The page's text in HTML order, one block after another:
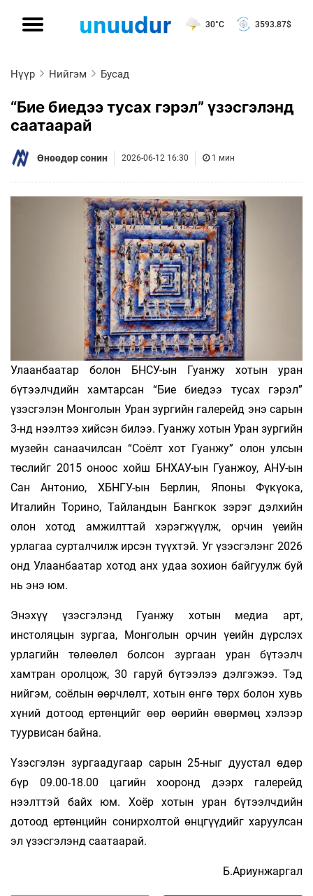
30°C 3593.87$
Нүүр Нийгэм Бусад
“Бие биедээ тусах гэрэл” үзэсгэлэнд
саатаарай
Өнөөдөр сонин 2026-06-12 16:30 1 мин
Улаанбаатар болон БНСУ-ын Гуанжу хотын уран
бүтээлчдийн хамтарсан “Бие биедээ тусах гэрэл”
үзэсгэлэн Монголын Уран зургийн галерейд энэ сарын
3-нд нээлтээ хийсэн билээ. Гуанжу хотын Уран зургийн
музейн санаачилсан “Соёлт хот Гуанжу” олон улсын
төслийг 2015 оноос хойш БНХАУ-ын Гуанжоу, АНУ-ын
Сан Антонио, ХБНГУ-ын Берлин, Японы Фүкүока,
Италийн Торино, Тайландын Бангкок зэрэг дэлхийн
олон хотод амжилттай хэрэгжүүлж, орчин үеийн
урлагаа сурталчилж ирсэн түүхтэй. Уг үзэсгэлэнг 2026
онд Улаанбаатар хотод анх удаа зохион байгуулж буй
нь энэ юм.
Энэхүү үзэсгэлэнд Гуанжу хотын медиа арт,
инстоляцын зургаа, Монголын орчин үеийн дүрслэх
урлагийн төлөөлөл болсон зургаан уран бүтээлч
хамтран оролцож, 30 гаруй бүтээлээ дэлгэжээ. Тэд
нийгэм, соёлын өөрчлөлт, хотын өнгө төрх болон хувь
хүний дотоод ертөнцийг өөр өөрийн өвөрмөц хэлээр
туурвисан байна.
Үзэсгэлэн зургаадугаар сарын 25-ныг дуустал өдөр
бүр 09.00-18.00 цагийн хооронд дээрх галерейд
нээлттэй байх юм. Хоёр хотын уран бүтээлчдийн
дотоод ертөнцийн сонирхолтой өнцгүүдийг харуулсан
эл үзэсгэлэнд саатаарай.
Б.Ариунжаргал